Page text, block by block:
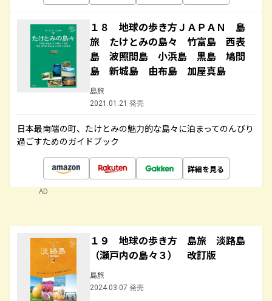
１８ 地球の歩き方ＪＡＰＡＮ 島
旅 たけとみの島々 竹富島 西表
島 波照間島 小浜島 黒島 鳩間
島 新城島 由布島 加屋真島
島旅
2021.01.21 発売
日本最南端の町、たけとみの魅力的な島々に泊まってのんびり
過ごすためのガイドブック
詳細を見る
AD
１９ 地球の歩き方 島旅 淡路島
（瀬戸内の島々３） 改訂版
島旅
2024.03.07 発売